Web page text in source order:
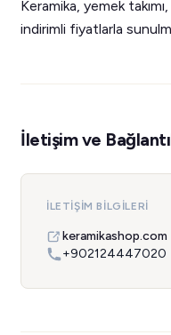
Keramika, yemek
indirimli fiyatlarla
İletişim ve
İLETIŞIM BILGILERI
keramikashop.com
+902124447020